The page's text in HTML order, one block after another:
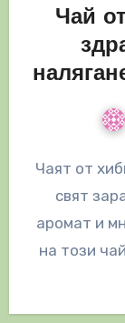
Чай
Чаят от
свят
аромат и
на този